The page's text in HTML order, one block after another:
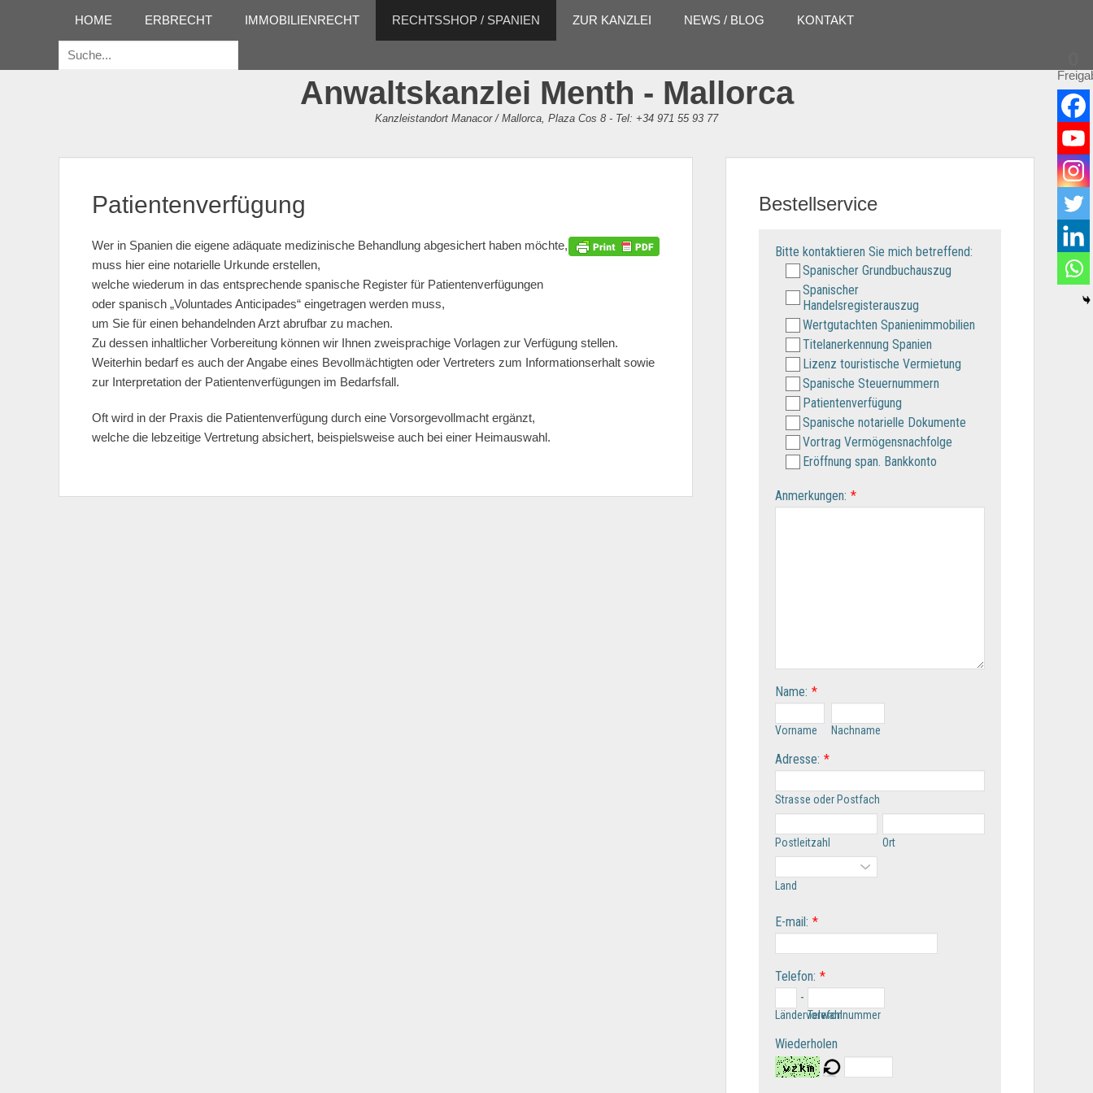
Erstes Menü
Inhalt:
HOME ERBRECHT IMMOBILIENRECHT RECHTSSHOP / SPANIEN ZUR KANZLEI NEWS / BLOG KONTAKT
Suche
Anwaltskanzlei Menth - Mallorca
Kanzleistandort Manacor / Mallorca, Plaza Cos 8 - Tel: +34 971 55 93 77
Patientenverfügung
Wer in Spanien die eigene adäquate medizinische Behandlung abgesichert haben möchte,
muss hier eine notarielle Urkunde erstellen,
welche wiederum in das entsprechende spanische Register für Patientenverfügungen
oder spanisch „Voluntades Anticipades“ eingetragen werden muss,
um Sie für einen behandelnden Arzt abrufbar zu machen.
Zu dessen inhaltlicher Vorbereitung können wir Ihnen zweisprachige Vorlagen zur Verfügung stellen.
Weiterhin bedarf es auch der Angabe eines Bevollmächtigten oder Vertreters zum Informationserhalt sowie
zur Interpretation der Patientenverfügungen im Bedarfsfall.
Oft wird in der Praxis die Patientenverfügung durch eine Vorsorgevollmacht ergänzt,
welche die lebzeitige Vertretung absichert, beispielsweise auch bei einer Heimauswahl.
Bestellservice
Bitte kontaktieren Sie mich betreffend:
Spanischer Grundbuchauszug
Spanischer
Handelsregisterauszug
Wertgutachten Spanienimmobilien
Titelanerkennung Spanien
Lizenz touristische Vermietung
Spanische Steuernummern
Patientenverfügung
Spanische notarielle Dokumente
Vortrag Vermögensnachfolge
Eröffnung span. Bankkonto
Anmerkungen: *
Name: *
Vorname Nachname
Adresse: *
Strasse oder Postfach
Postleitzahl Ort
Land
E-mail: *
Telefon: *
Ländervorwahl
-
Telefonnummer
Wiederholen